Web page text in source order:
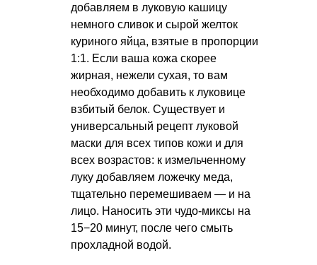
добавляем в луковую кашицу
немного сливок и сырой желток
куриного яйца, взятые в пропорции
1:1. Если ваша кожа скорее
жирная, нежели сухая, то вам
необходимо добавить к луковице
взбитый белок. Существует и
универсальный рецепт луковой
маски для всех типов кожи и для
всех возрастов: к измельченному
луку добавляем ложечку меда,
тщательно перемешиваем — и на
лицо. Наносить эти чудо-миксы на
15−20 минут, после чего смыть
прохладной водой.